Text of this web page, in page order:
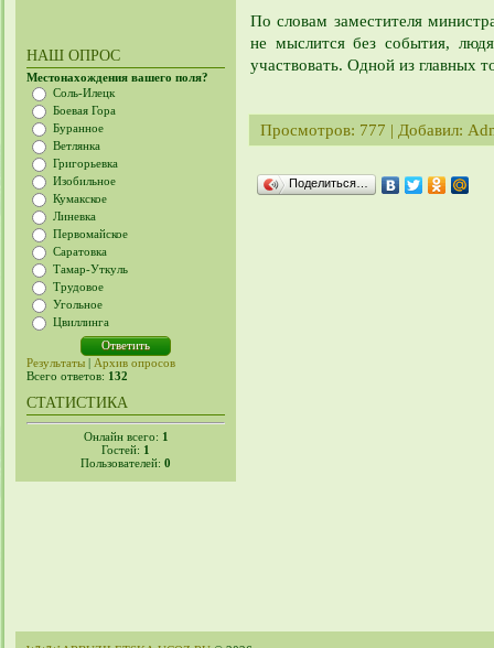
НАШ ОПРОС
Местонахождения вашего поля?
Соль-Илецк
Боевая Гора
Буранное
Ветлянка
Григорьевка
Изобильное
Кумакское
Линевка
Первомайское
Саратовка
Тамар-Уткуль
Трудовое
Угольное
Цвиллинга
Результаты | Архив опросов
Всего ответов: 132
СТАТИСТИКА
Онлайн всего: 1
Гостей: 1
Пользователей: 0
По словам заместителя
не мыслится без события,
участвовать. Одной из главных
Просмотров: 777 | Добавил:
Поделиться…